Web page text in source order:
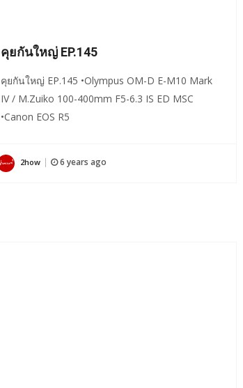
คุยกันใหญ่ EP.145
คุยกันใหญ่ EP.145 •Olympus OM-D E-M10 Mark
IV / M.Zuiko 100-400mm F5-6.3 IS ED MSC
•Canon EOS R5
2how 6 years ago